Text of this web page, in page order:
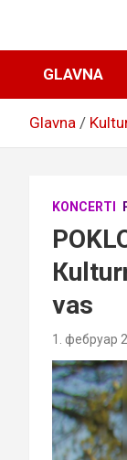
GLAVNA
Glavna
KONCERTI
vas
1. фебруар